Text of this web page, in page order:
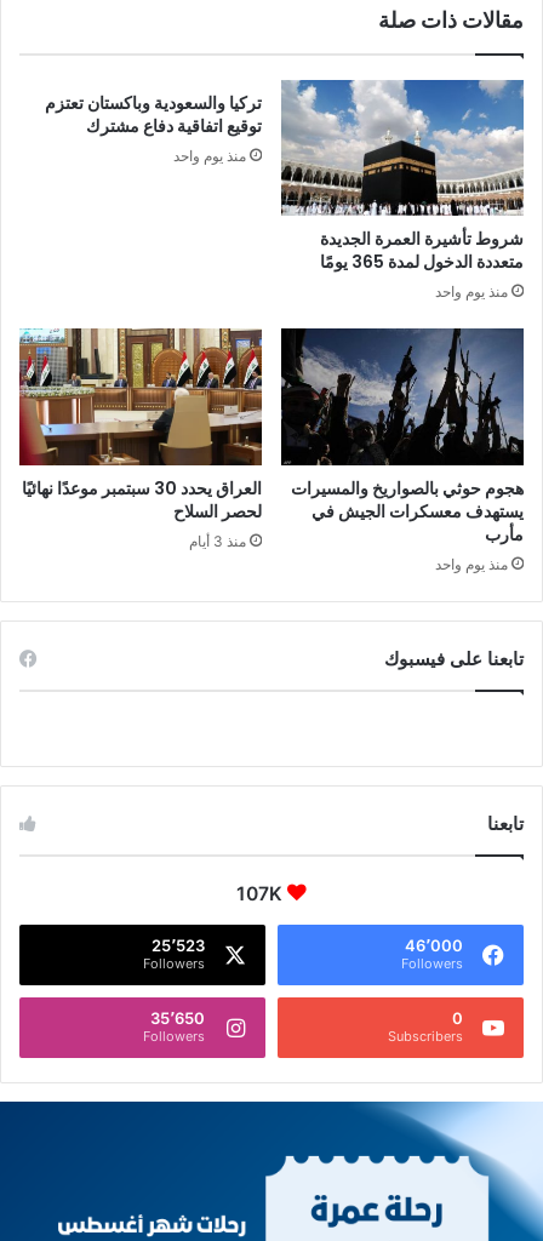
مقالات ذات صلة
شروط تأشيرة العمرة الجديدة
متعددة الدخول لمدة 365 يومًا
منذ يوم واحد
تركيا والسعودية وباكستان تعتزم
توقيع اتفاقية دفاع مشترك
منذ يوم واحد
هجوم حوثي بالصواريخ والمسيرات
يستهدف معسكرات الجيش في
مأرب
منذ يوم واحد
العراق يحدد 30 سبتمبر موعدًا نهائيًا
لحصر السلاح
منذ 3 أيام
تابعنا على فيسبوك
تابعنا
107K
46٬000
Followers
25٬523
Followers
0
Subscribers
35٬650
Followers